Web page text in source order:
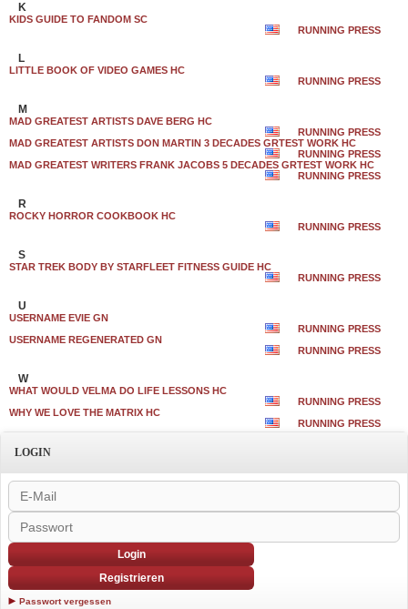
K
KIDS GUIDE TO FANDOM SC
RUNNING PRESS
L
LITTLE BOOK OF VIDEO GAMES HC
RUNNING PRESS
M
MAD GREATEST ARTISTS DAVE BERG HC
RUNNING PRESS
MAD GREATEST ARTISTS DON MARTIN 3 DECADES GRTEST WORK HC
RUNNING PRESS
MAD GREATEST WRITERS FRANK JACOBS 5 DECADES GRTEST WORK HC
RUNNING PRESS
R
ROCKY HORROR COOKBOOK HC
RUNNING PRESS
S
STAR TREK BODY BY STARFLEET FITNESS GUIDE HC
RUNNING PRESS
U
USERNAME EVIE GN
RUNNING PRESS
USERNAME REGENERATED GN
RUNNING PRESS
W
WHAT WOULD VELMA DO LIFE LESSONS HC
RUNNING PRESS
WHY WE LOVE THE MATRIX HC
RUNNING PRESS
LOGIN
Login
Registrieren
Passwort vergessen